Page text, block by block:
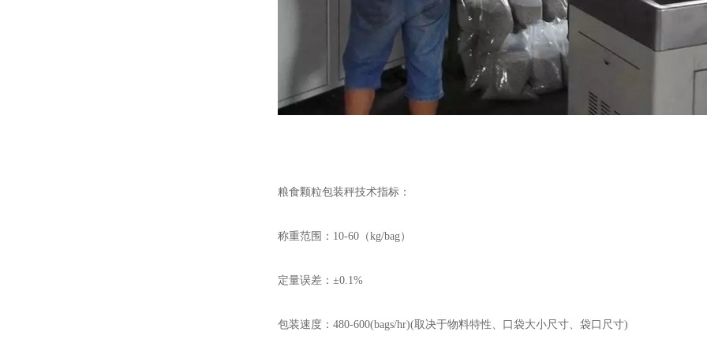
粮食颗粒包装秤技术指标：
称重范围：10-60（kg/bag）
定量误差：±0.1%
包装速度：480-600(bags/hr)(取决于物料特性、口袋大小尺寸、袋口尺寸)